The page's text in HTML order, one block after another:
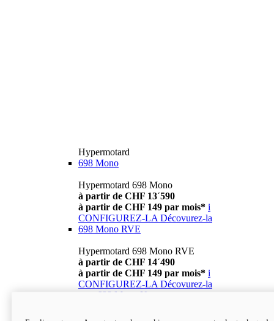
Hypermotard
698 Mono
Hypermotard 698 Mono
à partir de CHF 13´590
à partir de CHF 149 par mois* i
CONFIGUREZ-LA Décovurez-la
698 Mono RVE
Hypermotard 698 Mono RVE
à partir de CHF 14´490
à partir de CHF 149 par mois* i
CONFIGUREZ-LA Décovurez-la
698 Mono Nera
Hypermotard 698 Mono Nera